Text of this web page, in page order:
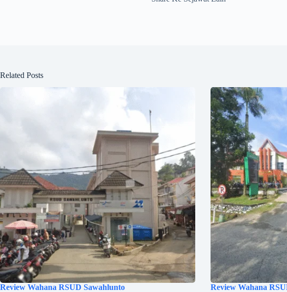
Related Posts
Review Wahana RSUD Sawahlunto Review Wahana